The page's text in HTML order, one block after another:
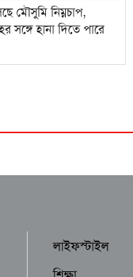
মৌসুমি নিম্নচাপ,
সঙ্গে হানা দিতে পারে
লাইফস্টাইল